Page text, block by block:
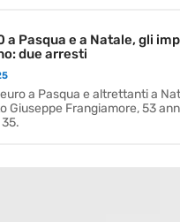
a Pasqua e a Natale, gli
due arresti
a Pasqua e altrettanti a
Giuseppe Frangiamore, 53